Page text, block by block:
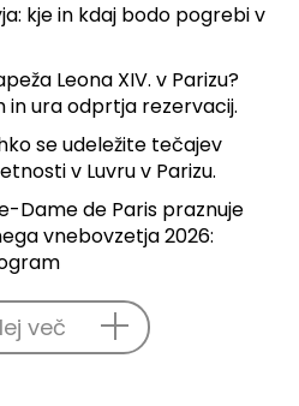
kje in kdaj bodo pogrebi v
Leona XIV. v Parizu?
in ura odprtja rezervacij.
se udeležite tečajev
v Luvru v Parizu.
Dame de Paris praznuje
vnebovzetja 2026:
več